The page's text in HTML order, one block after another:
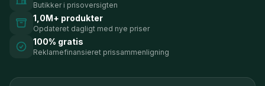
Butikker i prisoversigten
1,0M+ produkter
Opdateret dagligt med nye priser
100% gratis
Reklamefinansieret prissammenligning